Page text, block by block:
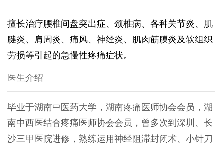
擅长治疗腰椎间盘突出症、颈椎病、各种关节炎、肌
腱炎、肩周炎、痛风、神经炎、肌肉筋膜炎及软组织
劳损等引起的急慢性疼痛症状。
医生介绍
毕业于湖南中医药大学，湖南疼痛医师协会会员，湖
南中西医结合疼痛医师协会会员，曾多次到深圳、长
沙三甲医院进修，熟练运用神经阻滞封闭术、小针刀